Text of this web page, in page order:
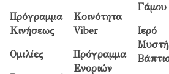
Πρόγραμμα
Κινήσεως
Ομιλίες
Κοινότητα
Viber
Πρόγραμμα
Ενοριών
Γάμου
Ιερό